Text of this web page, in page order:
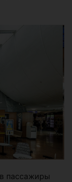
пассажиры